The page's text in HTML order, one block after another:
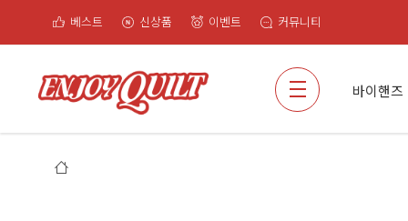
베스트 신상품 이벤트 커뮤니티
바이핸즈